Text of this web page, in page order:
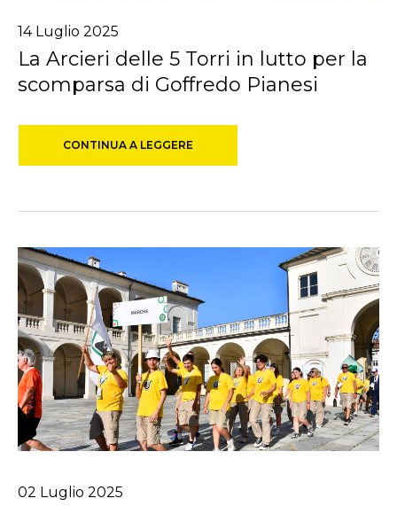
14 Luglio 2025
La Arcieri delle 5 Torri in lutto per la
scomparsa di Goffredo Pianesi
CONTINUA A LEGGERE
02 Luglio 2025